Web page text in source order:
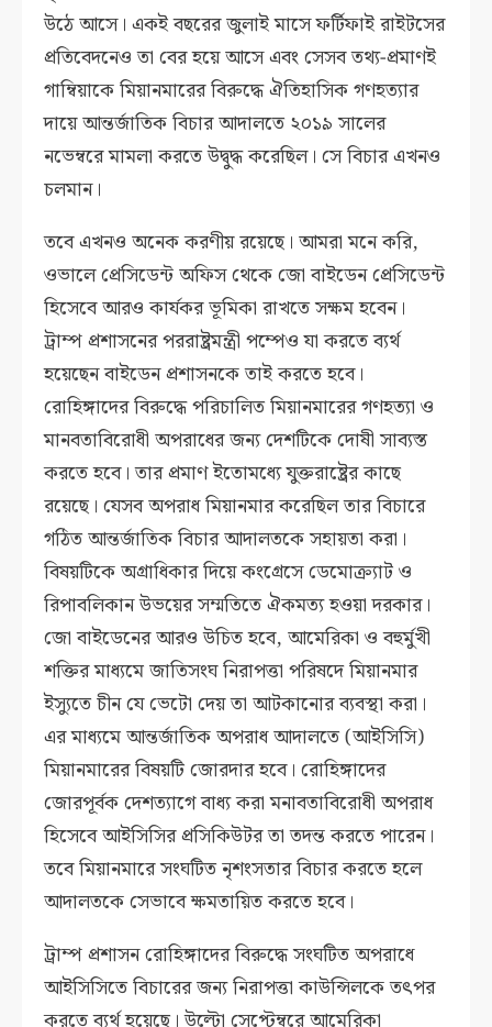
উঠে আসে। একই বছরের জুলাই মাসে ফর্টিফাই রাইটসের
প্রতিবেদনেও তা বের হয়ে আসে এবং সেসব তথ্য-প্রমাণই
গাম্বিয়াকে মিয়ানমারের বিরুদ্ধে ঐতিহাসিক গণহত্যার
দায়ে আন্তর্জাতিক বিচার আদালতে ২০১৯ সালের
নভেম্বরে মামলা করতে উদ্বুদ্ধ করেছিল। সে বিচার এখনও
চলমান।
তবে এখনও অনেক করণীয় রয়েছে। আমরা মনে করি,
ওভালে প্রেসিডেন্ট অফিস থেকে জো বাইডেন প্রেসিডেন্ট
হিসেবে আরও কার্যকর ভূমিকা রাখতে সক্ষম হবেন।
ট্রাম্প প্রশাসনের পররাষ্ট্রমন্ত্রী পম্পেও যা করতে ব্যর্থ
হয়েছেন বাইডেন প্রশাসনকে তাই করতে হবে।
রোহিঙ্গাদের বিরুদ্ধে পরিচালিত মিয়ানমারের গণহত্যা ও
মানবতাবিরোধী অপরাধের জন্য দেশটিকে দোষী সাব্যস্ত
করতে হবে। তার প্রমাণ ইতোমধ্যে যুক্তরাষ্ট্রের কাছে
রয়েছে। যেসব অপরাধ মিয়ানমার করেছিল তার বিচারে
গঠিত আন্তর্জাতিক বিচার আদালতকে সহায়তা করা।
বিষয়টিকে অগ্রাধিকার দিয়ে কংগ্রেসে ডেমোক্র্যাট ও
রিপাবলিকান উভয়ের সম্মতিতে ঐকমত্য হওয়া দরকার।
জো বাইডেনের আরও উচিত হবে, আমেরিকা ও বহুর্মুখী
শক্তির মাধ্যমে জাতিসংঘ নিরাপত্তা পরিষদে মিয়ানমার
ইস্যুতে চীন যে ভেটো দেয় তা আটকানোর ব্যবস্থা করা।
এর মাধ্যমে আন্তর্জাতিক অপরাধ আদালতে (আইসিসি)
মিয়ানমারের বিষয়টি জোরদার হবে। রোহিঙ্গাদের
জোরপূর্বক দেশত্যাগে বাধ্য করা মনাবতাবিরোধী অপরাধ
হিসেবে আইসিসির প্রসিকিউটর তা তদন্ত করতে পারেন।
তবে মিয়ানমারে সংঘটিত নৃশংসতার বিচার করতে হলে
আদালতকে সেভাবে ক্ষমতায়িত করতে হবে।
ট্রাম্প প্রশাসন রোহিঙ্গাদের বিরুদ্ধে সংঘটিত অপরাধে
আইসিসিতে বিচারের জন্য নিরাপত্তা কাউন্সিলকে তৎপর